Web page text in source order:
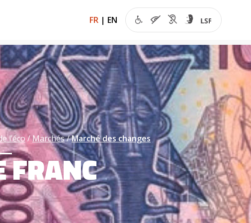
FR | EN
l’éco Marchés Marché des changes
FRANC